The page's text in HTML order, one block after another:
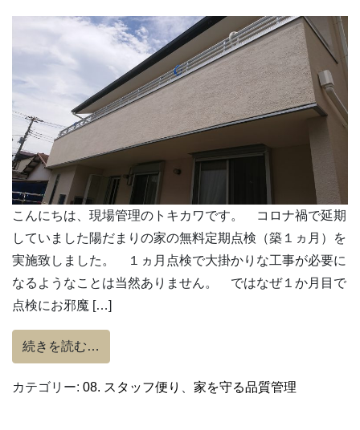
こんにちは、現場管理のトキカワです。 コロナ禍で延期
していました陽だまりの家の無料定期点検（築１ヵ月）を
実施致しました。 １ヵ月点検で大掛かりな工事が必要に
なるようなことは当然ありません。 ではなぜ１か月目で
点検にお邪魔 […]
続きを読む…
カテゴリー: 08. スタッフ便り 家を守る品質管理